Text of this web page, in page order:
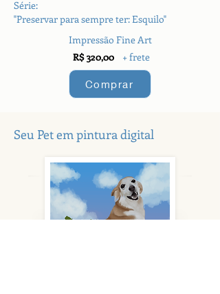
Série:
"Preservar para sempre ter: Esquilo"
Impressão Fine Art
R$ 320,00
+ frete
Comprar
Seu Pet em pintura digital